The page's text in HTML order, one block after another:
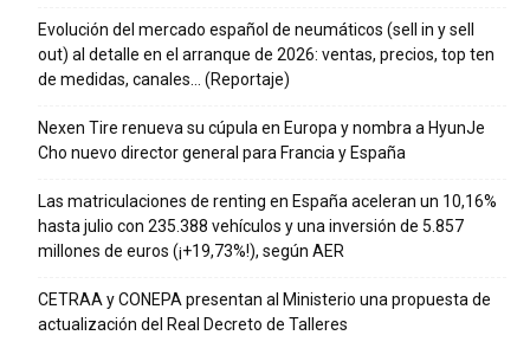
Evolución del mercado español de neumáticos (sell in y sell
out) al detalle en el arranque de 2026: ventas, precios, top ten
de medidas, canales… (Reportaje)
Nexen Tire renueva su cúpula en Europa y nombra a HyunJe
Cho nuevo director general para Francia y España
Las matriculaciones de renting en España aceleran un 10,16%
hasta julio con 235.388 vehículos y una inversión de 5.857
millones de euros (¡+19,73%!), según AER
CETRAA y CONEPA presentan al Ministerio una propuesta de
actualización del Real Decreto de Talleres